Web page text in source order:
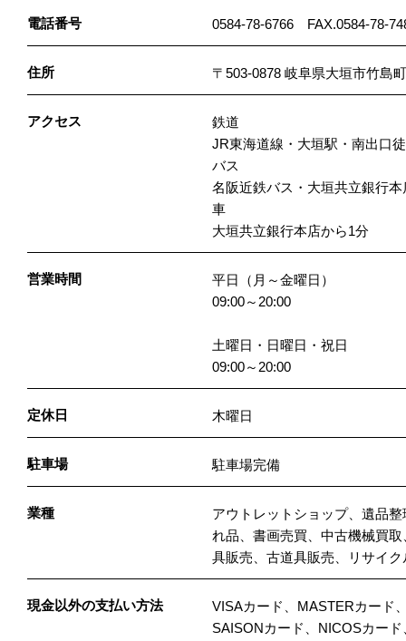
電話番号 0584-78-6766 FAX.0584-78-
住所 〒503-0878 岐阜県大垣市竹島
アクセス
鉄道
JR東海道線・大垣駅・南出口
バス
名阪近鉄バス・大垣共立銀行
車
大垣共立銀行本店から1分
営業時間
平日（月～金曜日）
09:00～20:00
土曜日・日曜日・祝日
09:00～20:00
定休日 木曜日
駐車場 駐車場完備
業種
アウトレットショップ、遺品
れ品、書画売買、中古機械買
具販売、古道具販売、リサイ
現金以外の支払い方法
VISAカード、MASTERカード
SAISONカード、NICOSカー